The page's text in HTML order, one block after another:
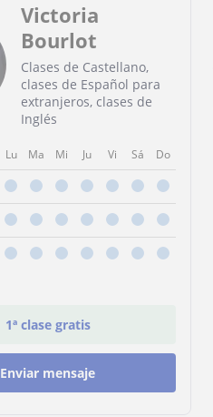
Victoria
Bourlot
Clases de Castellano,
clases de Español para
extranjeros, clases de
Inglés
Lu Ma Mi Ju Vi Sá Do
1ª clase gratis
Enviar mensaje